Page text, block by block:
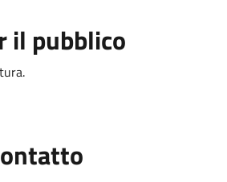
il pubblico